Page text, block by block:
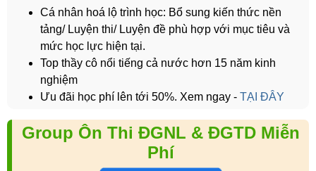
Cá nhân hoá lộ trình học: Bổ sung kiến thức nền
tảng/ Luyện thi/ Luyện đề phù hợp với mục tiêu và
mức học lực hiện tại.
Top thầy cô nổi tiếng cả nước hơn 15 năm kinh
nghiệm
Ưu đãi học phí lên tới 50%. Xem ngay - TẠI ĐÂY
Group Ôn Thi ĐGNL & ĐGTD Miễn
Phí